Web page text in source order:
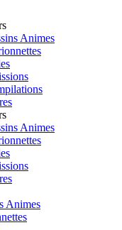
Animes
Animes
Animes